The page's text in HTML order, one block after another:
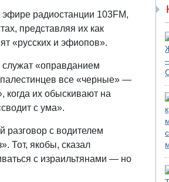
радиостанции 103FM,
представляя их как
«русских и эфиопов».
«оправданием
палестинцев все «черные» —
когда их обыскивают на
с ума».
разговор с водителем
Тот, якобы, сказал
с израильтянами — но